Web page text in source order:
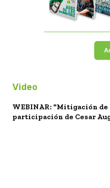
Video
WEBINAR: "Mitigación de
participación de Cesar